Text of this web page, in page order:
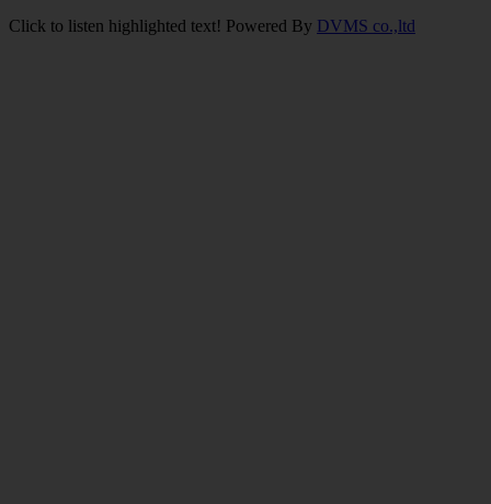
Click to listen highlighted text! Powered By DVMS co.,ltd